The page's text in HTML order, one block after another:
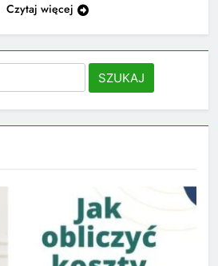
Czytaj więcej